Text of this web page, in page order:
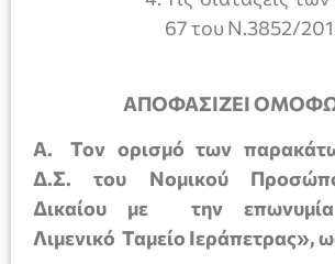
67 του Ν.3852/
ΑΠΟΦΑΣΙΖΕΙ
Α. Τον ορισμό των
Δ.Σ. του Νομικού
Δικαίου με την επωνυμία
Λιμενικό Ταμείο Ιεράπετρας»,